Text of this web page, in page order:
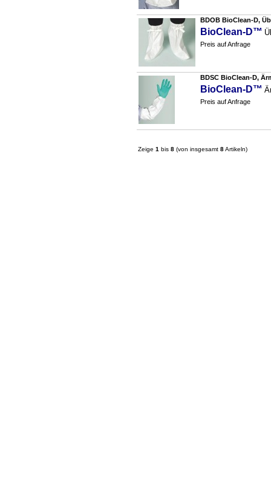
BDOB BioClean-D,
BioClean-D™
Preis auf Anfrage
BDSC BioClean-D,
BioClean-D™
Preis auf Anfrage
Zeige 1 bis 8 (von insgesamt 8Artikeln)